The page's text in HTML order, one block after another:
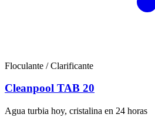
Floculante / Clarificante
Cleanpool TAB 20
Agua turbia hoy, cristalina en 24 horas